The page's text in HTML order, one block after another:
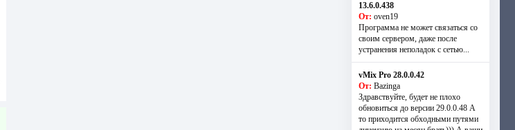
13.6.0.438
От: oven19
Программа не может связаться со
своим сервером, даже после
устранения неполадок с сетью...
vMix Pro 28.0.0.42
От: Bazinga
Здравствуйте, будет не плохо
обновиться до версии 29.0.0.48 А
то приходится обходными путями